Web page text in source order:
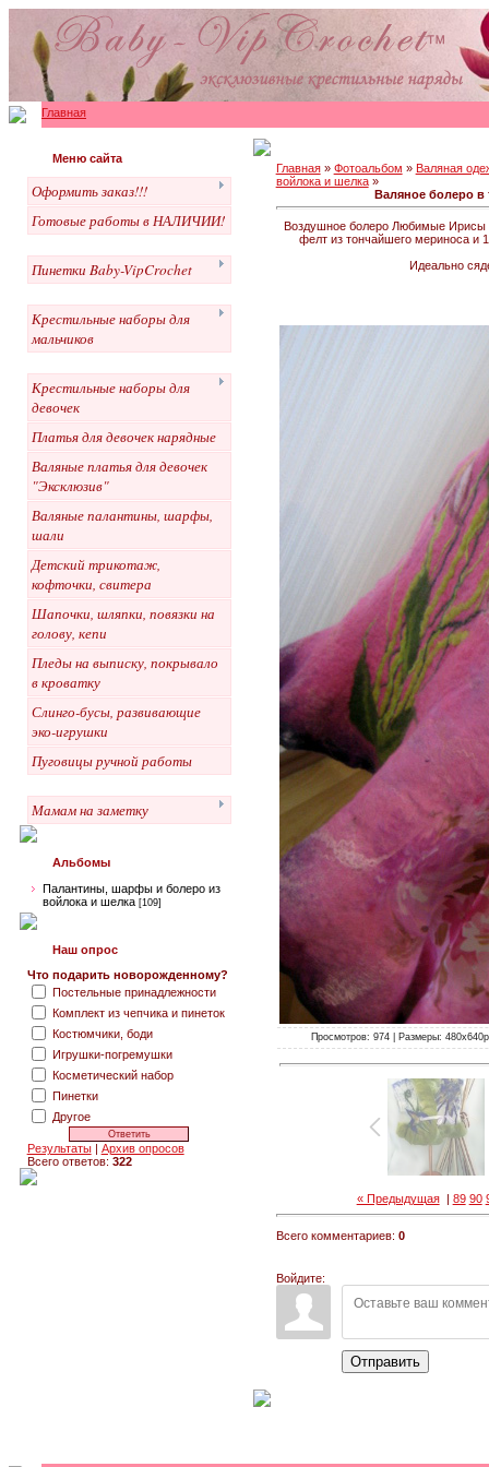
Главная
Меню сайта
Оформить заказ!!!
Готовые работы в НАЛИЧИИ!
Пинетки Baby-VipCrochet
Крестильные наборы для
мальчиков
Крестильные наборы для
девочек
Платья для девочек нарядные
Валяные платья для девочек
"Эксклюзив"
Валяные палантины, шарфы,
шали
Детский трикотаж,
кофточки, свитера
Шапочки, шляпки, повязки на
голову, кепи
Пледы на выписку, покрывало
в кроватку
Слинго-бусы, развивающие
эко-игрушки
Пуговицы ручной работы
Мамам на заметку
Альбомы
Палантины, шарфы и болеро из
войлока и шелка [109]
Наш опрос
Что подарить новорожденному?
Постельные принадлежности
Комплект из чепчика и пинеток
Костюмчики, боди
Игрушки-погремушки
Косметический набор
Пинетки
Другое
Результаты| Архив опросов
Всего ответов: 322
Главная» Фотоальбом » Валяная
войлока и шелка»
Валяное болеро
Воздушное болеро Любимые Ирисы
фелт из тончайшего мериноса и
Идеально
Просмотров: 974 | Размеры:
« Предыдущая| 89 90
Всего комментариев: 0
Войдите:
Отправить